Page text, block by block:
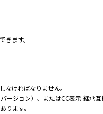
ます。
ければなりません。
ージョン）、またはCC表示-継承
ります。